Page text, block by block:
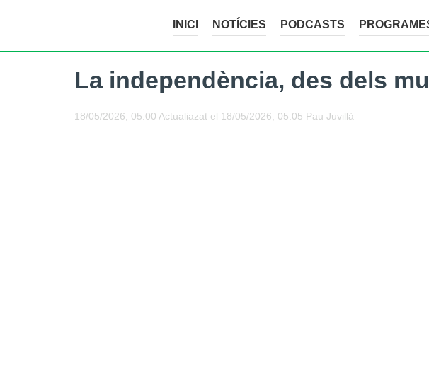
INICI NOTÍCIES PODCASTS
La independència, des dels
18/05/2026, 05:00 Actualiazat el 18/05/2026, 05:05 Pau Juvillà